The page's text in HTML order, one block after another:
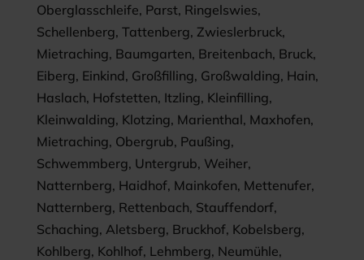
Oberglasschleife, Parst, Ringelswies,
Schellenberg, Tattenberg, Zwieslerbruck,
Mietraching, Baumgarten, Breitenbach, Bruck,
Eiberg, Einkind, Großfilling, Großwalding, Hain,
Haslach, Hofstetten, Itzling, Kleinfilling,
Kleinwalding, Klotzing, Marienthal, Maxhofen,
Mietraching, Obergrub, Paußing,
Schwemmberg, Untergrub, Weiher,
Natternberg, Haidhof, Mainkofen, Mettenufer,
Natternberg, Rettenbach, Stauffendorf,
Schaching, Aletsberg, Bruckhof, Kobelsberg,
Kohlberg, Kohlhof, Lehmberg, Neumühle,